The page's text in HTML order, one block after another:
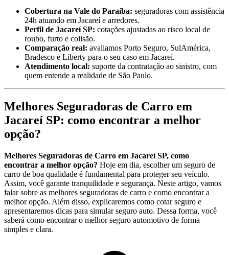
Cobertura na Vale do Paraíba: seguradoras com assistência
24h atuando em Jacareí e arredores.
Perfil de Jacareí SP: cotações ajustadas ao risco local de
roubo, furto e colisão.
Comparação real: avaliamos Porto Seguro, SulAmérica,
Bradesco e Liberty para o seu caso em Jacareí.
Atendimento local: suporte da contratação ao sinistro, com
quem entende a realidade de São Paulo.
Melhores Seguradoras de Carro em
Jacareí SP: como encontrar a melhor
opção?
Melhores Seguradoras de Carro em Jacareí SP, como
encontrar a melhor opção? Hoje em dia, escolher um seguro de
carro de boa qualidade é fundamental para proteger seu veículo.
Assim, você garante tranquilidade e segurança. Neste artigo, vamos
falar sobre as melhores seguradoras de carro e como encontrar a
melhor opção. Além disso, explicaremos como cotar seguro e
apresentaremos dicas para simular seguro auto. Dessa forma, você
saberá como encontrar o melhor seguro automotivo de forma
simples e clara.